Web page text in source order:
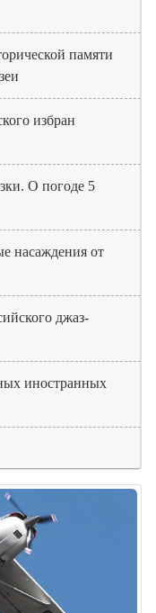
памяти
избран
О погоде 5
насаждения от
джаз-
иностранных